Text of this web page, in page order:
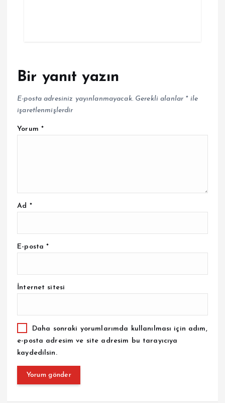
Bir yanıt yazın
E-posta adresiniz yayınlanmayacak. Gerekli alanlar *ile
işaretlenmişlerdir
Yorum *
Ad *
E-posta*
İnternet sitesi
Daha sonraki yorumlarımda kullanılması için adım,
e-posta adresim ve site adresim bu tarayıcıya
kaydedilsin.